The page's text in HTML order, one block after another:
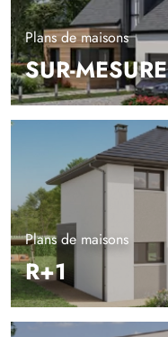
Plans de maisons
SUR-MESURE
Plans de maisons
R+1